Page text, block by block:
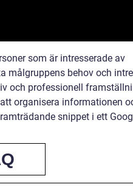
som är intresserade av
målgruppens behov och
och professionell
organisera informationen
snippet i ett